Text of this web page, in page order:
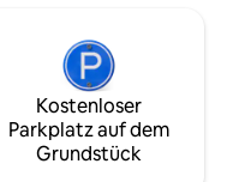
Kostenloser
Parkplatz auf dem
Grundstück